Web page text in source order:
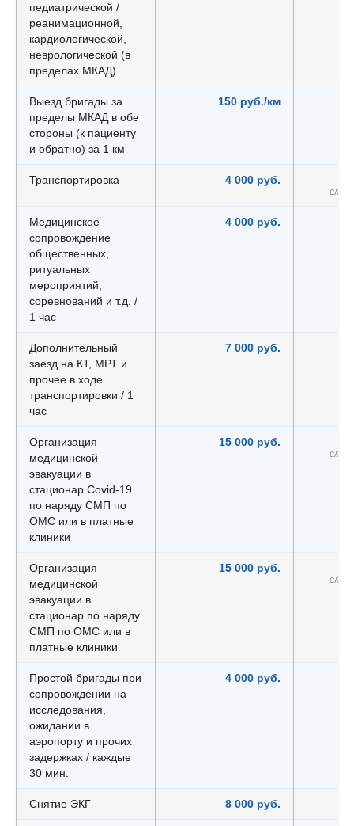
педиатрической /
реанимационной,
кардиологической,
неврологической (в
пределах МКАД)
Выезд бригады за
пределы МКАД в обе
стороны (к пациенту
и обратно) за 1 км
150 руб./км
Транспортировка 4 000 руб.
Медицинское
сопровождение
общественных,
ритуальных
мероприятий,
соревнований и т.д. /
1 час
4 000 руб.
Дополнительный
заезд на КТ, МРТ и
прочее в ходе
транспортировки / 1
час
7 000 руб.
Организация
медицинской
эвакуации в
стационар Covid-19
по наряду СМП по
ОМС или в платные
клиники
15 000 руб.
Организация
медицинской
эвакуации в
стационар по наряду
СМП по ОМС или в
платные клиники
15 000 руб.
Простой бригады при
сопровождении на
исследования,
ожидании в
аэропорту и прочих
задержках / каждые
30 мин.
4 000 руб.
Снятие ЭКГ 8 000 руб.